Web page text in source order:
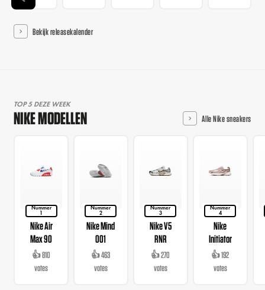
Bekijk releasekalender
TOP 5 DEZE WEEK
NIKE MODELLEN Alle Nike sneakers
Nummer
1
Nike Air
Max 90
👍 810
votes
Nummer
2
Nike Mind
001
👍 463
votes
Nummer
3
Nike V5
RNR
👍 270
votes
Nummer
4
Nike
Initiator
👍 192
votes